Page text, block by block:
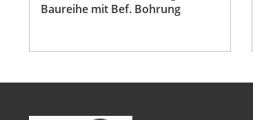
Baureihe mit Bef. Bohrung